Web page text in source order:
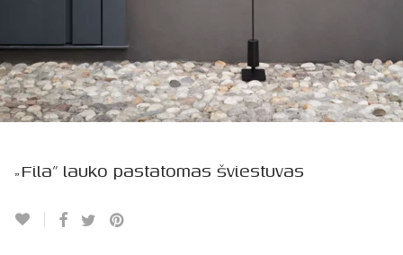
„Fila” lauko pastatomas šviestuvas